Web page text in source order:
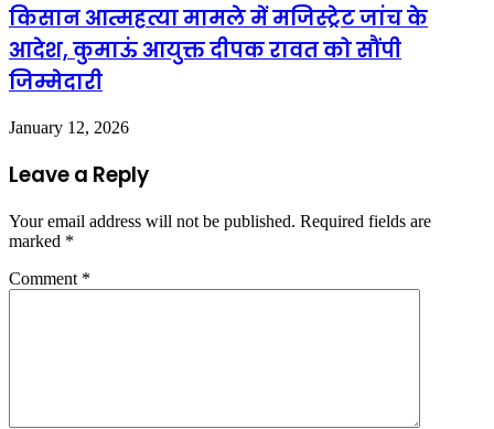
किसान आत्महत्या मामले में मजिस्ट्रेट जांच के
आदेश, कुमाऊं आयुक्त दीपक रावत को सौंपी
जिम्मेदारी
January 12, 2026
Leave a Reply
Your email address will not be published. Required fields are
marked *
Comment *